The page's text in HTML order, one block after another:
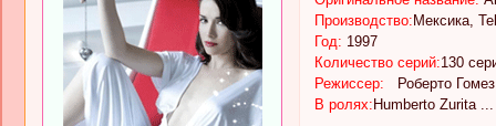
Производство: Мексика,
Год: 1997
Количество серий:130
Режиссер:
Роберто
В ролях: Humberto Zurita